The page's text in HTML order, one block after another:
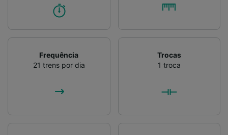
Frequência
21 trens por dia
Trocas
1 troca